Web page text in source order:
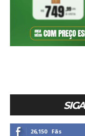
26,150 Fãs